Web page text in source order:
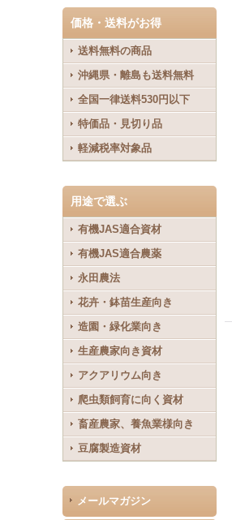
価格・送料がお得
送料無料の商品
沖縄県・離島も送料無料
全国一律送料530円以下
特価品・見切り品
軽減税率対象品
用途で選ぶ
有機JAS適合資材
有機JAS適合農薬
永田農法
花卉・鉢苗生産向き
造園・緑化業向き
生産農家向き資材
アクアリウム向き
爬虫類飼育に向く資材
畜産農家、養魚業様向き
豆腐製造資材
メールマガジン